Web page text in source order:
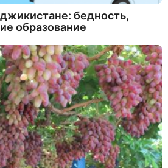
бедность,
образование